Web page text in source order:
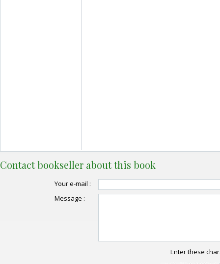
Contact bookseller about this book
Your e-mail :
Message :
Enter these